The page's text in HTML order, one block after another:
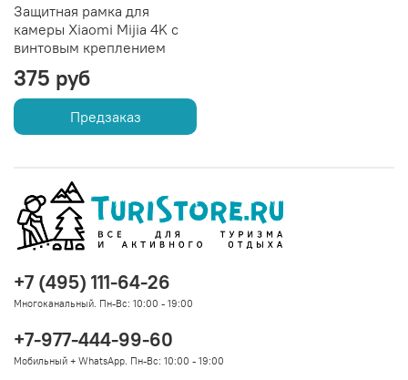
Защитная рамка для
камеры Xiaomi Mijia 4K с
винтовым креплением
375 руб
Предзаказ
+7 (495) 111-64-26
Многоканальный. Пн-Вс: 10:00 - 19:00
+7-977-444-99-60
Мобильный + WhatsApp. Пн-Вс: 10:00 - 19:00